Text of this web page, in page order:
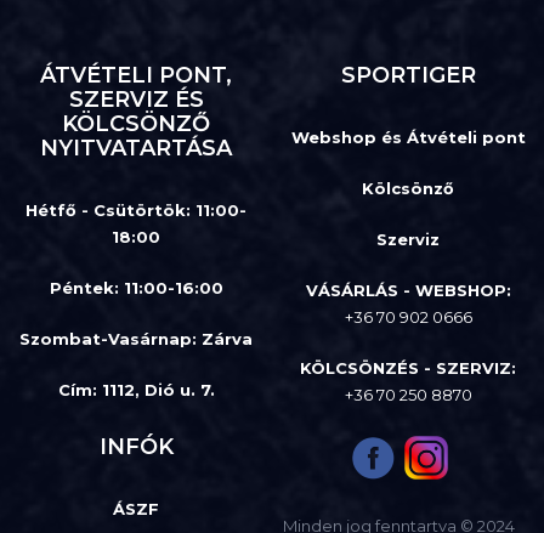
ÁTVÉTELI PONT,
SZERVIZ ÉS
KÖLCSÖNZŐ
NYITVATARTÁSA
Hétfő - Csütörtök: 11:00-
18:00
Péntek: 11:00-16:00
Szombat-Vasárnap: Zárva
Cím: 1112, Dió u. 7.
SPORTIGER
Webshop és Átvételi pont
Kölcsönző
Szerviz
VÁSÁRLÁS - WEBSHOP:
+36 70 902 0666
KÖLCSÖNZÉS - SZERVIZ:
+36 70 250 8870
INFÓK
ÁSZF
Minden jog fenntartva © 2024